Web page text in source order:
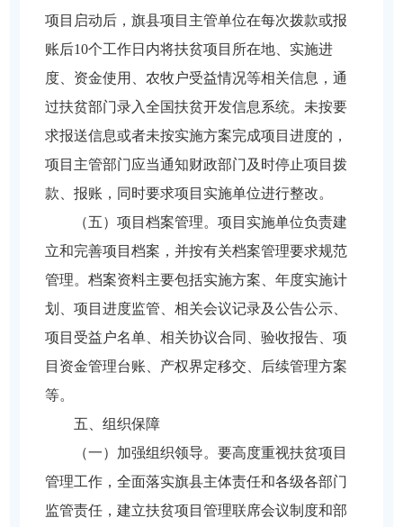
项目启动后，旗县项目主管单位在每次拨款或报
账后10个工作日内将扶贫项目所在地、实施进
度、资金使用、农牧户受益情况等相关信息，通
过扶贫部门录入全国扶贫开发信息系统。未按要
求报送信息或者未按实施方案完成项目进度的，
项目主管部门应当通知财政部门及时停止项目拨
款、报账，同时要求项目实施单位进行整改。
（五）项目档案管理。项目实施单位负责建
立和完善项目档案，并按有关档案管理要求规范
管理。档案资料主要包括实施方案、年度实施计
划、项目进度监管、相关会议记录及公告公示、
项目受益户名单、相关协议合同、验收报告、项
目资金管理台账、产权界定移交、后续管理方案
等。
五、组织保障
（一）加强组织领导。要高度重视扶贫项目
管理工作，全面落实旗县主体责任和各级各部门
监管责任，建立扶贫项目管理联席会议制度和部